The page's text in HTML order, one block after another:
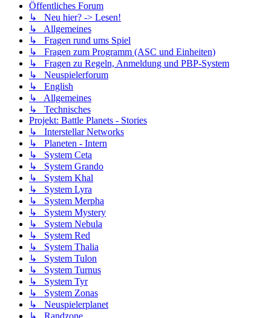
Öffentliches Forum
↳ Neu hier? -> Lesen!
↳ Allgemeines
↳ Fragen rund ums Spiel
↳ Fragen zum Programm (ASC und Einheiten)
↳ Fragen zu Regeln, Anmeldung und PBP-System
↳ Neuspielerforum
↳ English
↳ Allgemeines
↳ Technisches
Projekt: Battle Planets - Stories
↳ Interstellar Networks
↳ Planeten - Intern
↳ System Ceta
↳ System Grando
↳ System Khal
↳ System Lyra
↳ System Merpha
↳ System Mystery
↳ System Nebula
↳ System Red
↳ System Thalia
↳ System Tulon
↳ System Turnus
↳ System Tyr
↳ System Zonas
↳ Neuspielerplanet